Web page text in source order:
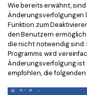
Alle PDF-Funktionen
Download-
Laden Sie die
Wie bereits erwähnt,
Änderungsverfolgungen
Funktion zum
den Benutzern
die nicht notwendig sind.
Programms wird
Änderungsverfolgung ist
empfohlen, die